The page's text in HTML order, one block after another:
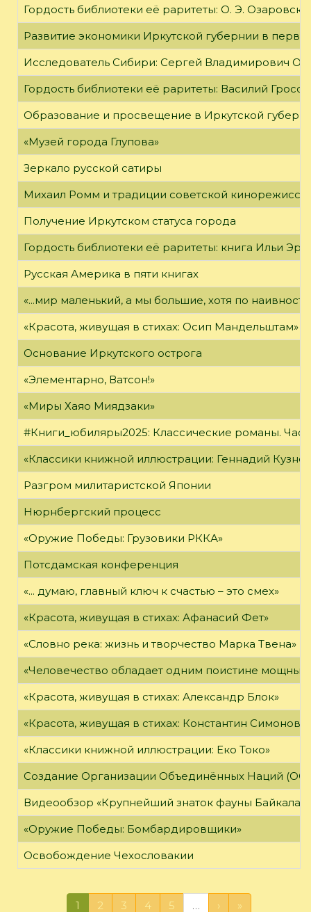
Гордость библиотеки её раритеты: О. Э.
Развитие экономики Иркутской губернии в
Исследователь Сибири: Сергей Владимирович
Гордость библиотеки её раритеты: Василий
Образование и просвещение в Иркутской
«Музей города Глупова»
Зеркало русской сатиры
Михаил Ромм и традиции советской
Получение Иркутском статуса города
Гордость библиотеки её раритеты: книга Ильи
Русская Америка в пяти книгах
«...мир маленький, а мы большие, хотя по
«Красота, живущая в стихах: Осип Мандельштам»
Основание Иркутского острога
«Элементарно, Ватсон!»
«Миры Хаяо Миядзаки»
#Книги_юбиляры2025: Классические романы.
«Классики книжной иллюстрации: Геннадий
Разгром милитаристской Японии
Нюрнбергский процесс
«Оружие Победы: Грузовики РККА»
Потсдамская конференция
«... думаю, главный ключ к счастью – это смех»
«Красота, живущая в стихах: Афанасий Фет»
«Словно река: жизнь и творчество Марка Твена»
«Человечество обладает одним поистине
«Красота, живущая в стихах: Александр Блок»
«Красота, живущая в стихах: Константин Симонов»
«Классики книжной иллюстрации: Еко Токо»
Создание Организации Объединённых Наций
Видеообзор «Крупнейший знаток фауны Байкала»
«Оружие Победы: Бомбардировщики»
Освобождение Чехословакии
1 2 3 4 5 … › »